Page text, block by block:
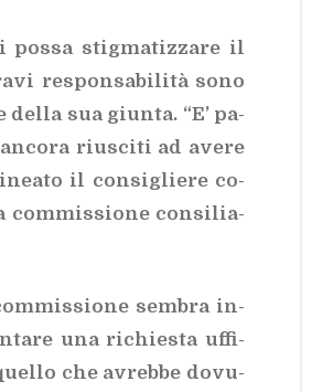
stig­ma­tiz­za­re il
re­spon­sa­bi­li­tà sono
sua giun­ta. “E’ pa­
riu­sci­ti ad ave­re
il con­si­glie­re co­
com­mis­sio­ne con­si­lia­
sem­bra in­
una ri­chie­sta uf­fi­
che avreb­be do­vu­